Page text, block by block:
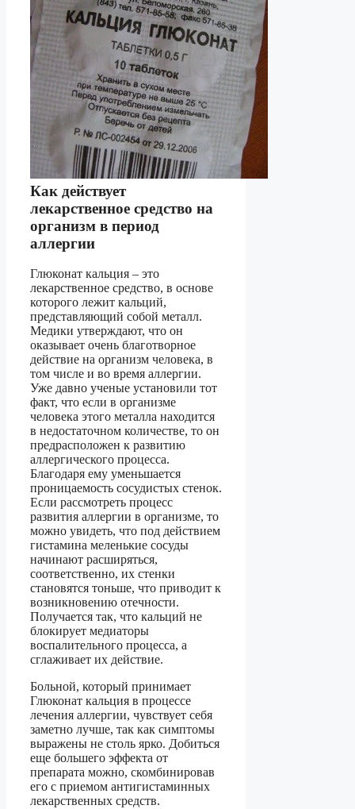
Как действует
лекарственное средство на
организм в период
аллергии
Глюконат кальция – это
лекарственное средство, в основе
которого лежит кальций,
представляющий собой металл.
Медики утверждают, что он
оказывает очень благотворное
действие на организм человека, в
том числе и во время аллергии.
Уже давно ученые установили тот
факт, что если в организме
человека этого металла находится
в недостаточном количестве, то он
предрасположен к развитию
аллергического процесса.
Благодаря ему уменьшается
проницаемость сосудистых стенок.
Если рассмотреть процесс
развития аллергии в организме, то
можно увидеть, что под действием
гистамина меленькие сосуды
начинают расширяться,
соответственно, их стенки
становятся тоньше, что приводит к
возникновению отечности.
Получается так, что кальций не
блокирует медиаторы
воспалительного процесса, а
сглаживает их действие.
Больной, который принимает
Глюконат кальция в процессе
лечения аллергии, чувствует себя
заметно лучше, так как симптомы
выражены не столь ярко. Добиться
еще большего эффекта от
препарата можно, скомбинировав
его с приемом антигистаминных
лекарственных средств.